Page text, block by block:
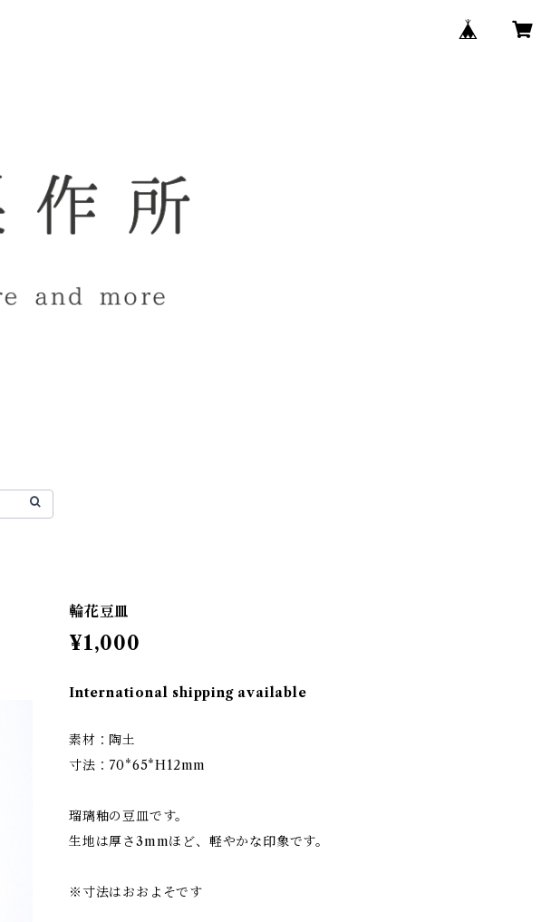
輪花豆皿
¥1,000
International shipping available
素材：陶土
寸法：70*65*H12mm
瑠璃釉の豆皿です。
生地は厚さ3mmほど、軽やかな印象です。
※寸法はおおよそです